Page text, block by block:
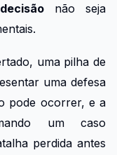
não seja
uma pilha de
uma defesa
pode ocorrer, e a
um caso
perdida antes